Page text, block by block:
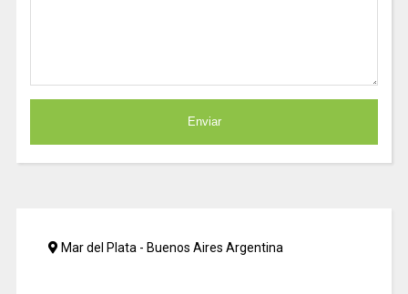
Mar del Plata - Buenos Aires Argentina